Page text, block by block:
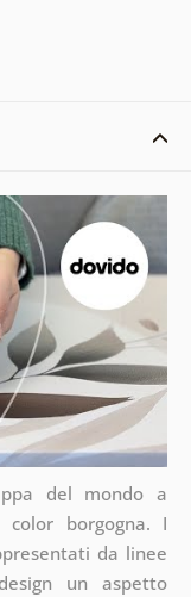
del mondo a
borgogna. I
da linee
un aspetto